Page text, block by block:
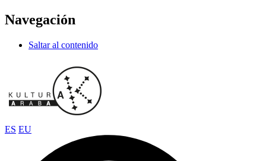
Navegación
Saltar al contenido
ES EU